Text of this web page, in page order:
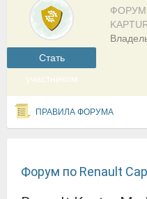
Cтать
участником
ФОРУМ
ПРАВИЛА ФОРУМА
Форум по Renault